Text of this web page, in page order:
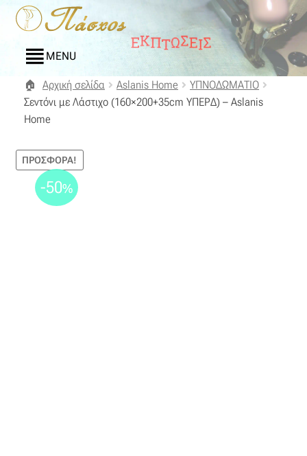
Απευθείας
μετάβαση
στην
πλοήγηση
Μετάβαση
σε
περιεχόμενο
MENU
Αρχική
Blog
Compare
Αγαπημένα
Αρχική σελίδα Aslanis Home
ΥΠΝΟΔΩΜΑΤΙΟ
Σεντόνι με Λάστιχο (160×200+35cm ΥΠΕΡΔ) – Aslanis
Home
ΠΡΟΣΦΟΡΆ!
-50%